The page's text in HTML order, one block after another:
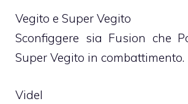
Vegito e Super Vegito
Sconfiggere sia Fusion che
Super Vegito in combattimento.
Videl